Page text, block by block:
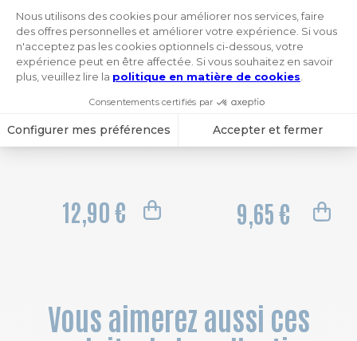
Agenda de poche Eurotime 16S spiralé Chemin des Marettes intérieur recyclé 9 x 16 cm Semainier Janvier à Décembre 2027
12,90 € 9,65 €
Vous aimerez aussi ces